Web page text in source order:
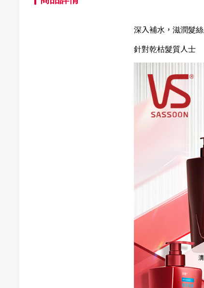
深入補水，滋潤髮絲
針對乾枯髮質人士